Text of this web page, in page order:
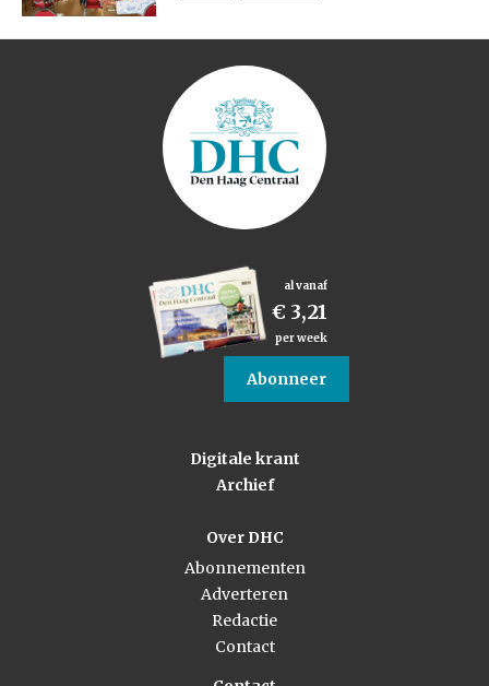
al vanaf
€ 3,21
per week
Abonneer
Digitale krant
Archief
Over DHC
Abonnementen
Adverteren
Redactie
Contact